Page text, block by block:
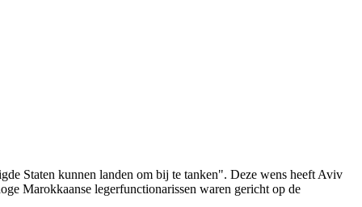
Staten kunnen landen om bij te tanken". Deze wens heeft Aviv
Marokkaanse legerfunctionarissen waren gericht op de